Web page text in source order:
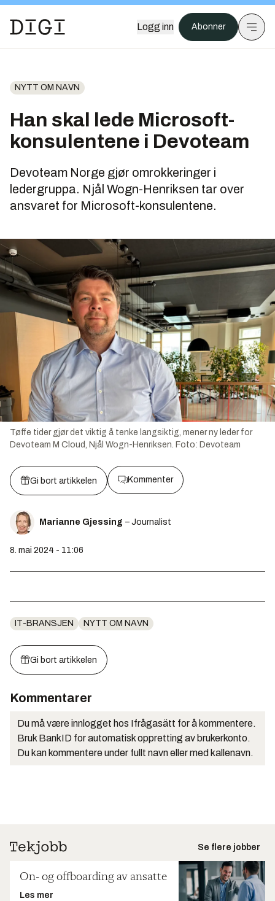
Logg inn Abonner
NYTT OM NAVN
Han skal lede Microsoft-
konsulentene i Devoteam
Devoteam Norge gjør omrokkeringer i
ledergruppa. Njål Wogn-Henriksen tar over
ansvaret for Microsoft-konsulentene.
Tøffe tider gjør det viktig å tenke langsiktig, mener ny leder for
Devoteam M Cloud, Njål Wogn-Henriksen. Foto: Devoteam
Gi bort artikkelen Kommenter
Marianne Gjessing – Journalist
8. mai 2024 - 11:06
IT-BRANSJEN NYTT OM NAVN
Gi bort artikkelen
Kommentarer
Du må være innlogget hos Ifrågasätt for å kommentere.
Bruk BankID for automatisk oppretting av brukerkonto.
Du kan kommentere under fullt navn eller med kallenavn.
Se flere jobber
On- og offboarding av ansatte
Les mer